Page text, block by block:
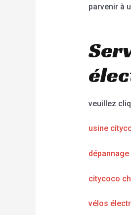
parvenir à
veuillez
usine
citycoco
vélos